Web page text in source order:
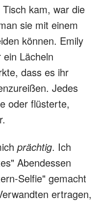
kam, war die
sie mit einem
können. Emily
Lächeln
dass es ihr
Jedes
oder flüsterte,
prächtig. Ich
Abendessen
Selfie" gemacht
ertragen,